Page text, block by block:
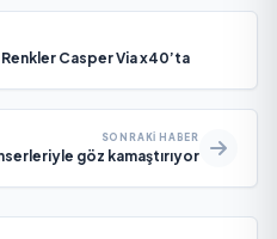
Casper Via x40’ta
SONRAKI HABER
göz kamaştırıyor